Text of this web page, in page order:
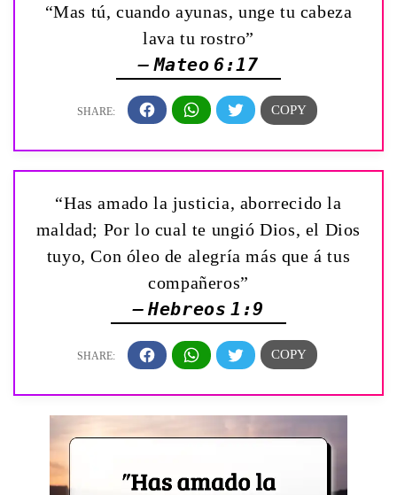
“Mas tú, cuando ayunas, unge tu cabeza
lava tu rostro”
— Mateo 6:17
“Has amado la justicia, aborrecido la
maldad; Por lo cual te ungió Dios, el Dios
tuyo, Con óleo de alegría más que á tus
compañeros”
— Hebreos 1:9